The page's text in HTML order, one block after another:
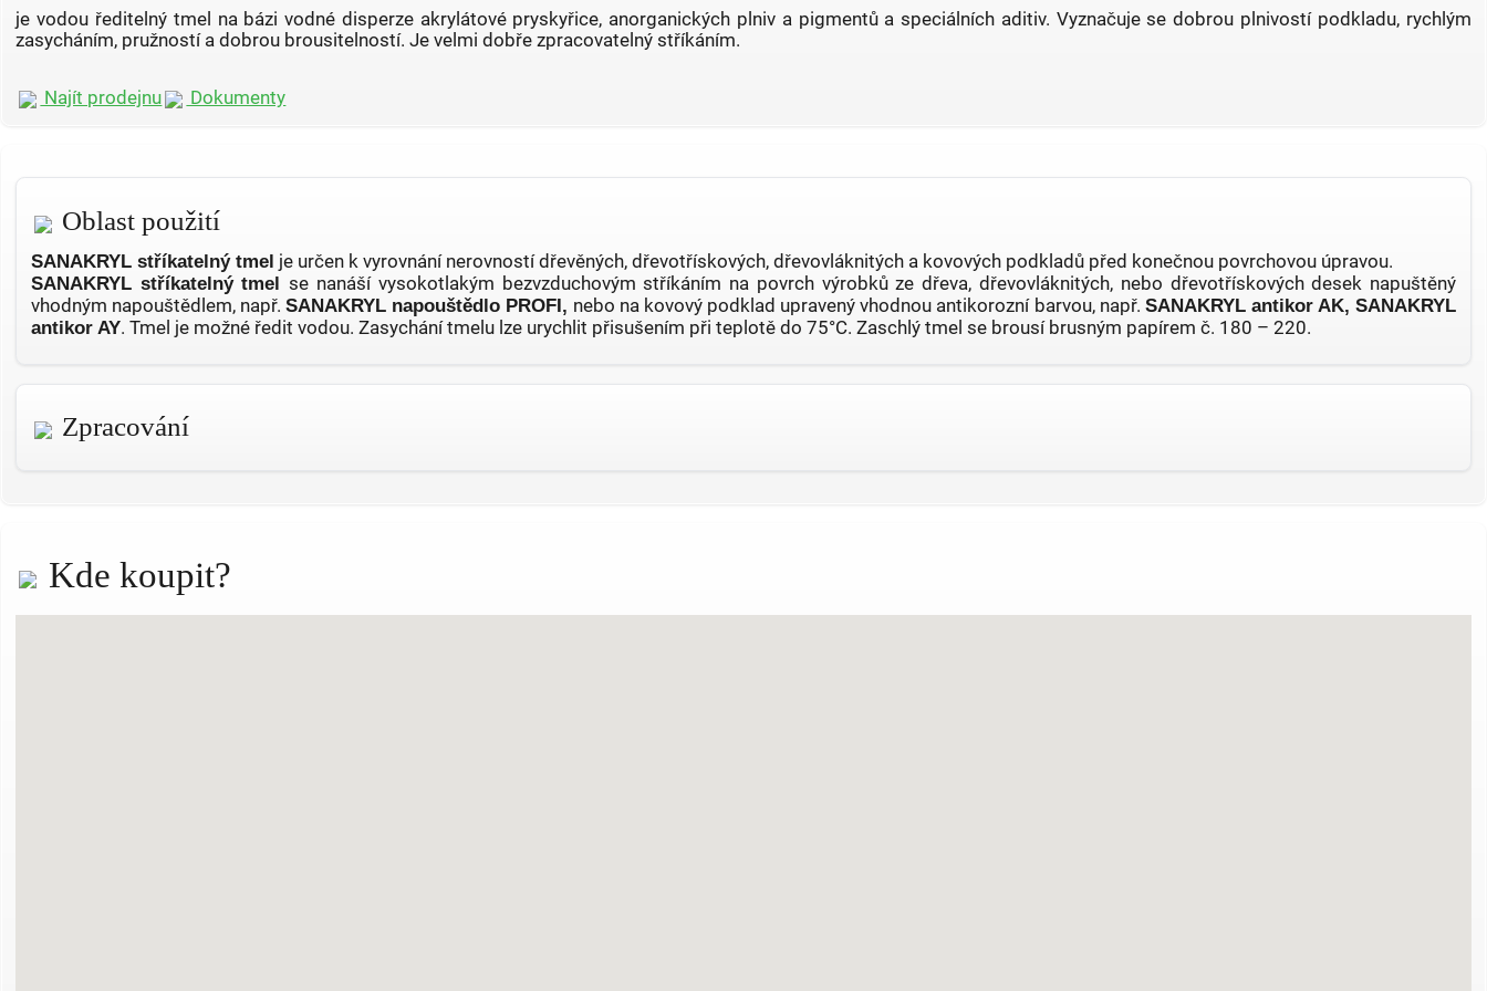
je vodou ředitelný tmel na bázi vodné disperze akrylátové pryskyřice, anorganických plniv a pigmentů a speciálních aditiv. Vyznačuje se dobrou plnivostí podkladu, rychlým
zasycháním, pružností a dobrou brousitelností. Je velmi dobře zpracovatelný stříkáním.
Najít prodejnu Dokumenty
Oblast použití
SANAKRYL stříkatelný tmel je určen k vyrovnání nerovností dřevěných, dřevotřískových, dřevovláknitých a kovových podkladů před konečnou povrchovou úpravou.
SANAKRYL stříkatelný tmelse nanáší vysokotlakým bezvzduchovým stříkáním na povrch výrobků ze dřeva, dřevovláknitých, nebo dřevotřískových desek napuštěný
vhodným napouštědlem, např.SANAKRYL napouštědlo PROFI, nebo na kovový podklad upravený vhodnou antikorozní barvou, např. SANAKRYL antikor AK, SANAKRYL
antikor AY. Tmel je možné ředit vodou. Zasychání tmelu lze urychlit přisušením při teplotě do 75°C. Zaschlý tmel se brousí brusným papírem č. 180 – 220.
Zpracování
Kde koupit?